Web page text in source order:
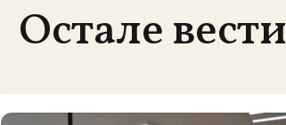
Остале вести